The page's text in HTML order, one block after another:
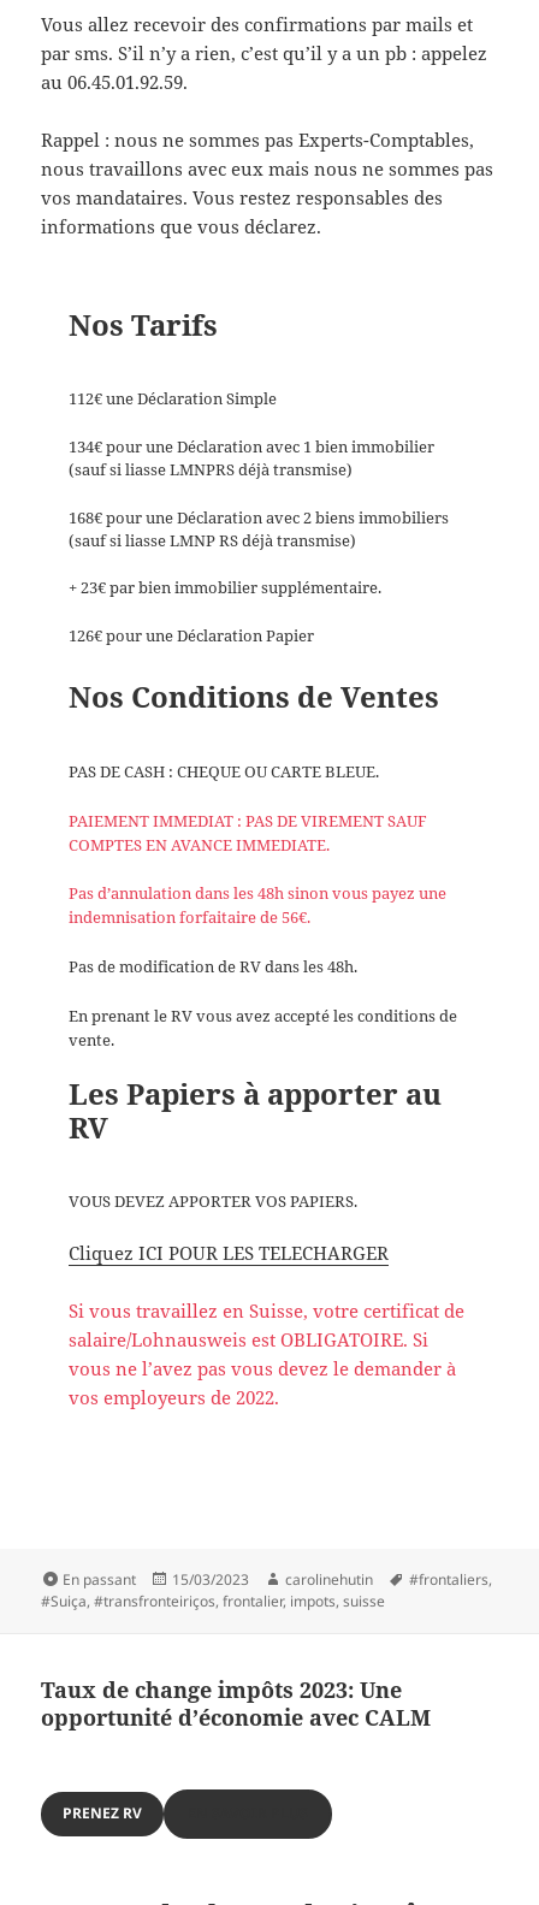
Vous allez recevoir des confirmations par mails et
par sms. S’il n’y a rien, c’est qu’il y a un pb : appelez
au 06.45.01.92.59.
Rappel : nous ne sommes pas Experts-Comptables,
nous travaillons avec eux mais nous ne sommes pas
vos mandataires. Vous restez responsables des
informations que vous déclarez.
Nos Tarifs
112€ une Déclaration Simple
134€ pour une Déclaration avec 1 bien immobilier
(sauf si liasse LMNPRS déjà transmise)
168€ pour une Déclaration avec 2 biens immobiliers
(sauf si liasse LMNP RS déjà transmise)
+ 23€ par bien immobilier supplémentaire.
126€ pour une Déclaration Papier
Nos Conditions de Ventes
PAS DE CASH : CHEQUE OU CARTE BLEUE.
PAIEMENT IMMEDIAT : PAS DE VIREMENT SAUF
COMPTES EN AVANCE IMMEDIATE.
Pas d’annulation dans les 48h sinon vous payez une
indemnisation forfaitaire de 56€.
Pas de modification de RV dans les 48h.
En prenant le RV vous avez accepté les conditions de
vente.
Les Papiers à apporter au
RV
VOUS DEVEZ APPORTER VOS PAPIERS.
Cliquez ICI POUR LES TELECHARGER
Si vous travaillez en Suisse, votre certificat de
salaire/Lohnausweis est OBLIGATOIRE. Si
vous ne l’avez pas vous devez le demander à
vos employeurs de 2022.
Format
En passant
Publié
le
15/03/2023 Auteur
carolinehutin
Mots-
#frontaliers,
#Suiça,#transfronteiriços,frontalier, impots,suisse
Taux de change impôts 2023: Une
opportunité d’économie avec CALM
PRENEZ RV